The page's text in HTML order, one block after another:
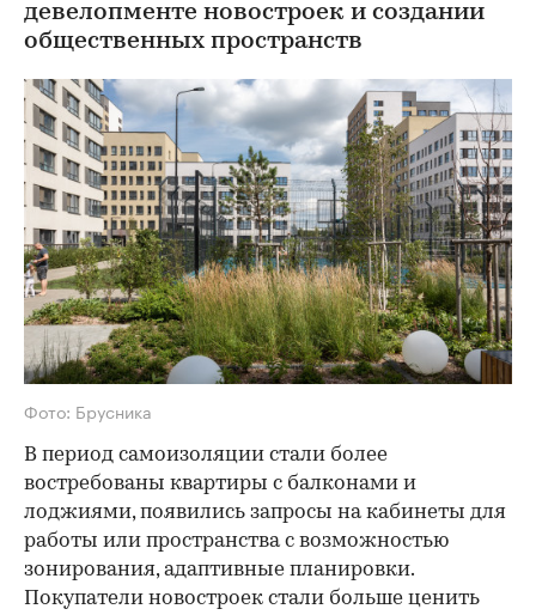
девелопменте новостроек и создании
общественных пространств
Фото: Брусника
В период самоизоляции стали более
востребованы квартиры с балконами и
лоджиями, появились запросы на кабинеты для
работы или пространства с возможностью
зонирования, адаптивные планировки.
Покупатели новостроек стали больше ценить